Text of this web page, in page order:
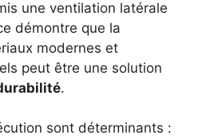
une ventilation latérale
démontre que la
modernes et
peut être une solution
.
sont déterminants :